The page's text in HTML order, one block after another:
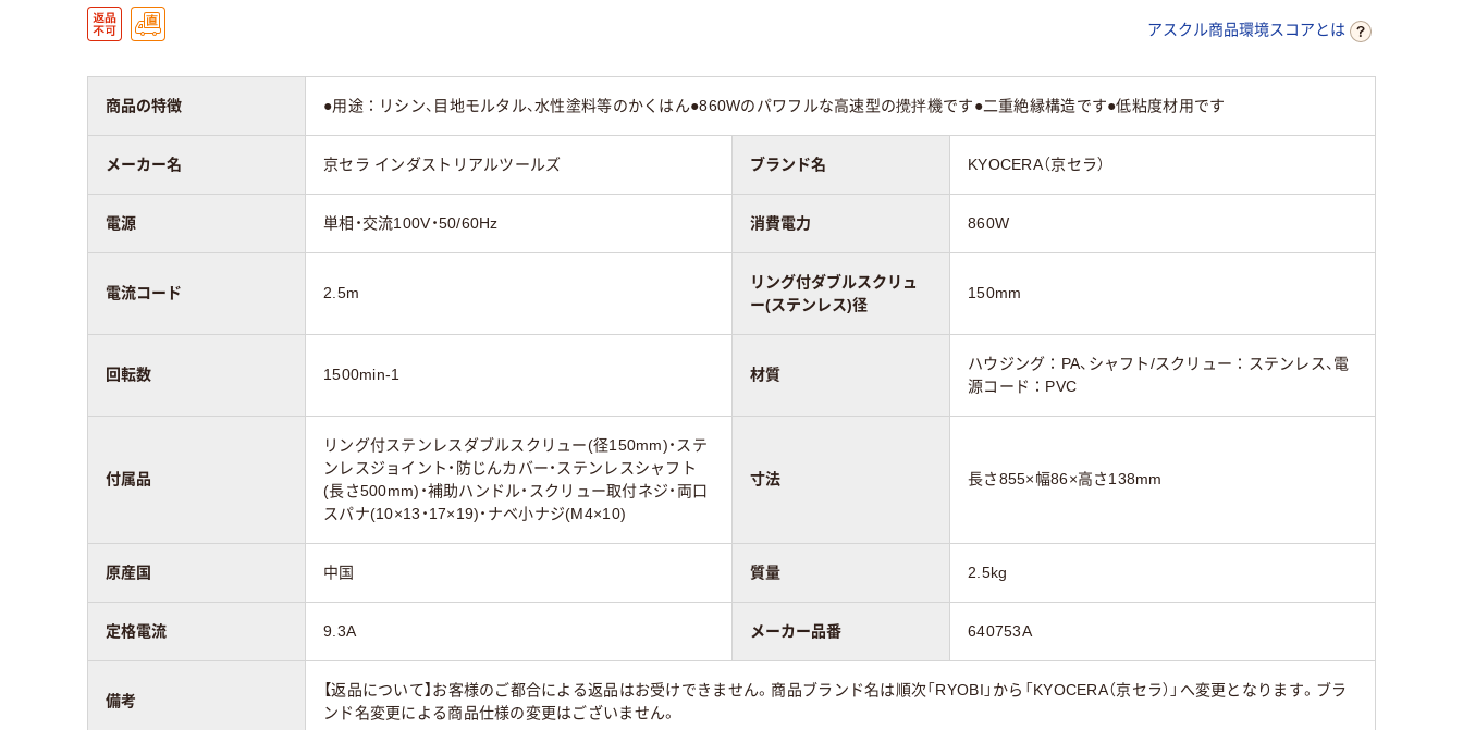
アスクル商品環境スコアとは
商品の特徴 ●用途：リシン、目地モルタル、水性塗料等のかくはん●860Wのパワフルな高速型の攪拌機です●二重絶縁構造です●低粘度材用です
メーカー名 京セラ インダストリアルツールズ ブランド名 KYOCERA（京セラ）
電源 単相・交流100V・50/60Hz 消費電力 860W
電流コード 2.5m
リング付ダブルスクリュ
ー(ステンレス)径
150mm
回転数 1500min-1 材質
ハウジング：PA、シャフト/スクリュー：ステンレス、電
源コード：PVC
付属品
リング付ステンレスダブルスクリュー(径150mm)・ステ
ンレスジョイント・防じんカバー・ステンレスシャフト
(長さ500mm)・補助ハンドル・スクリュー取付ネジ・両口
スパナ(10×13・17×19)・ナベ小ナジ(M4×10)
寸法 長さ855×幅86×高さ138mm
原産国 中国 質量 2.5kg
定格電流 9.3A メーカー品番 640753A
備考
【返品について】お客様のご都合による返品はお受けできません。商品ブランド名は順次「RYOBI」から「KYOCERA（京セラ）」へ変更となります。ブラ
ンド名変更による商品仕様の変更はございません。